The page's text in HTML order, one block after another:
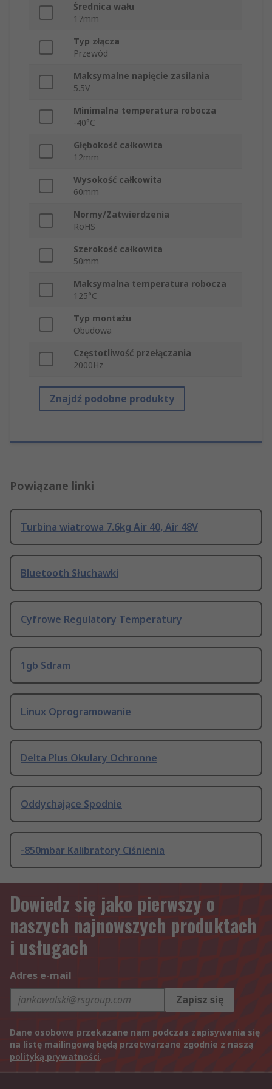
Średnica wału
17mm
Typ złącza
Przewód
Maksymalne napięcie zasilania
5.5V
Minimalna temperatura robocza
-40°C
Głębokość całkowita
12mm
Wysokość całkowita
60mm
Normy/Zatwierdzenia
RoHS
Szerokość całkowita
50mm
Maksymalna temperatura robocza
125°C
Typ montażu
Obudowa
Częstotliwość przełączania
2000Hz
Znajdź podobne produkty
Powiązane linki
Turbina wiatrowa 7.6kg Air 40, Air 48V
Bluetooth Słuchawki
Cyfrowe Regulatory Temperatury
1gb Sdram
Linux Oprogramowanie
Delta Plus Okulary Ochronne
Oddychające Spodnie
-850mbar Kalibratory Ciśnienia
Dowiedz się jako pierwszy o
naszych najnowszych produktach
i usługach
Adres e-mail
Zapisz się
Dane osobowe przekazane nam podczas zapisywania się
na listę mailingową będą przetwarzane zgodnie z naszą
polityką prywatności.